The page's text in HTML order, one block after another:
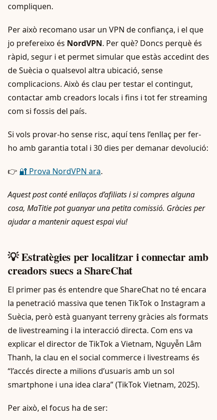
compliquen.
Per això recomano usar un VPN de confiança, i el que
jo prefereixo és NordVPN. Per què? Doncs perquè és
ràpid, segur i et permet simular que estàs accedint des
de Suècia o qualsevol altra ubicació, sense
complicacions. Això és clau per testar el contingut,
contactar amb creadors locals i fins i tot fer streaming
com si fossis del país.
Si vols provar-ho sense risc, aquí tens l’enllaç per fer-
ho amb garantia total i 30 dies per demanar devolució:
👉 🔐 Prova NordVPN ara.
Aquest post conté enllaços d’afiliats i si compres alguna
cosa, MaTitie pot guanyar una petita comissió. Gràcies per
ajudar a mantenir aquest espai viu!
💡 Estratègies per localitzar i connectar amb
creadors suecs a ShareChat
El primer pas és entendre que ShareChat no té encara
la penetració massiva que tenen TikTok o Instagram a
Suècia, però està guanyant terreny gràcies als formats
de livestreaming i la interacció directa. Com ens va
explicar el director de TikTok a Vietnam, Nguyễn Lâm
Thanh, la clau en el social commerce i livestreams és
“l’accés directe a milions d’usuaris amb un sol
smartphone i una idea clara” (TikTok Vietnam, 2025).
Per això, el focus ha de ser: